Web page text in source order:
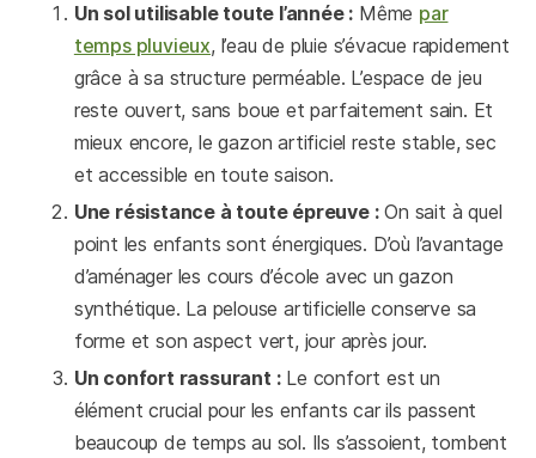
Un sol utilisable toute l’année : Même par
temps pluvieux, l’eau de pluie s’évacue rapidement
grâce à sa structure perméable. L’espace de jeu
reste ouvert, sans boue et parfaitement sain. Et
mieux encore, le gazon artificiel reste stable, sec
et accessible en toute saison.
Une résistance à toute épreuve :On sait à quel
point les enfants sont énergiques. D’où l’avantage
d’aménager les cours d’école avec un gazon
synthétique. La pelouse artificielle conserve sa
forme et son aspect vert, jour après jour.
Un confort rassurant :Le confort est un
élément crucial pour les enfants car ils passent
beaucoup de temps au sol. Ils s’assoient, tombent